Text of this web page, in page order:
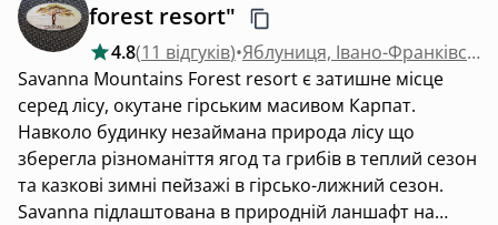
forest resort"
4.8(11 відгуків)•
Яблуниця, Івано-Франківська область
Savanna Mountains Forest resort є затишне місце
серед лісу, окутане гірським масивом Карпат.
Навколо будинку незаймана природа лісу що
зберегла різноманіття ягод та грибів в теплий сезон
та казкові зимні пейзажі в гірсько-лижний сезон.
Savanna підлаштована в природній ланшафт на